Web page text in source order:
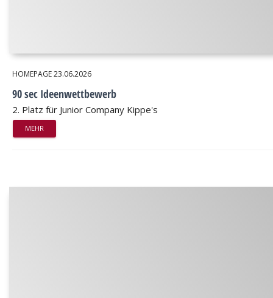
HOMEPAGE23.06.2026
90 sec Ideenwettbewerb
2. Platz für Junior Company Kippe's
MEHR